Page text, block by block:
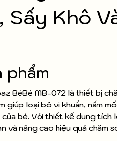
Sấy Khô
phẩm
BéBé MB-072 là thiết bị
giúp loại bỏ vi khuẩn, nấm
bé. Với thiết kế dung
và nâng cao hiệu quả chăm